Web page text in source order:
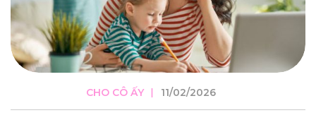
CHO CÔ ẤY 11/02/2026